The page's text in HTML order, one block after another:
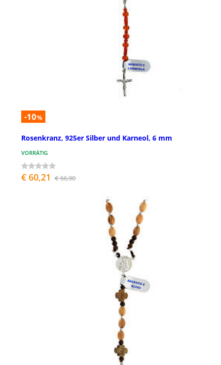
-10%
Rosenkranz, 925er Silber und Karneol, 6 mm
VORRÄTIG
€ 60,21 € 66,90